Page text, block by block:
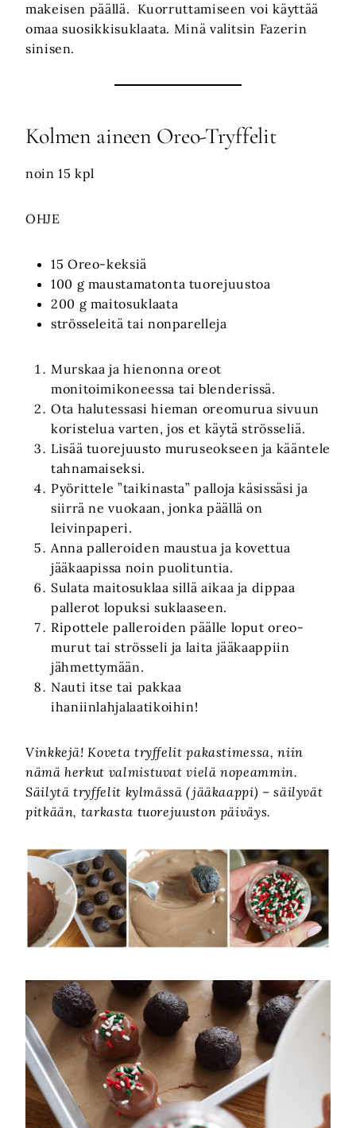
makeisen päällä. Kuorruttamiseen voi käyttää
omaa suosikkisuklaata. Minä valitsin Fazerin
sinisen.
Kolmen aineen Oreo-Tryffelit
noin 15 kpl
OHJE
15 Oreo-keksiä
100 g maustamatonta tuorejuustoa
200 g maitosuklaata
strösseleitä tai nonparelleja
Murskaa ja hienonna oreot
monitoimikoneessa tai blenderissä.
Ota halutessasi hieman oreomurua sivuun
koristelua varten, jos et käytä strösseliä.
Lisää tuorejuusto muruseokseen ja kääntele
tahnamaiseksi.
Pyörittele ”taikinasta” palloja käsissäsi ja
siirrä ne vuokaan, jonka päällä on
leivinpaperi.
Anna palleroiden maustua ja kovettua
jääkaapissa noin puolituntia.
Sulata maitosuklaa sillä aikaa ja dippaa
pallerot lopuksi suklaaseen.
Ripottele palleroiden päälle loput oreo-
murut tai strösseli ja laita jääkaappiin
jähmettymään.
Nauti itse tai pakkaa
ihaniinlahjalaatikoihin!
Vinkkejä! Koveta tryffelit pakastimessa, niin
nämä herkut valmistuvat vielä nopeammin.
Säilytä tryffelit kylmässä (jääkaappi) – säilyvät
pitkään, tarkasta tuorejuuston päiväys.